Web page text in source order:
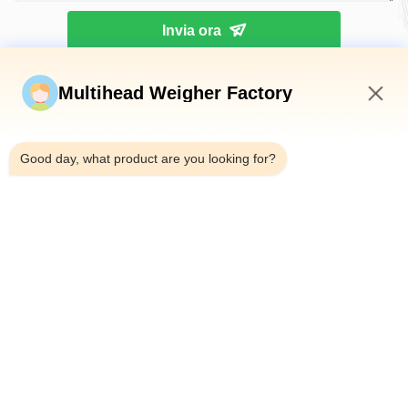
Invia ora
Telefono：0086-18923335619
Multihead Weigher Factory
Good day, what product are you looking for?